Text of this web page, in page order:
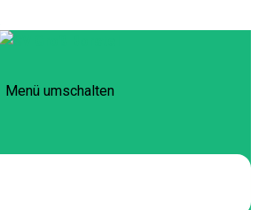
Menü umschalten